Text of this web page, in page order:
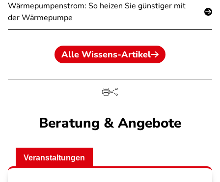
Wärmepumpenstrom: So heizen Sie günstiger mit
der Wärmepumpe
Alle Wissens-Artikel
Beratung & Angebote
Veranstaltungen